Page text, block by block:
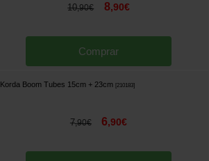
10,90€ 8,90€
Comprar
Korda Boom Tubes 15cm + 23cm [210183]
7,90€ 6,90€